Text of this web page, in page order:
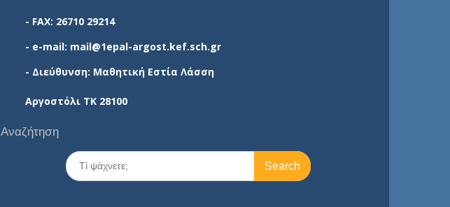
- FAX: 26710 29214
- e-mail: mail@1epal-argost.kef.sch.gr
- Διεύθυνση: Μαθητική Εστία Λάσση
Αργοστόλι ΤΚ 28100
Αναζήτηση
Search
for: